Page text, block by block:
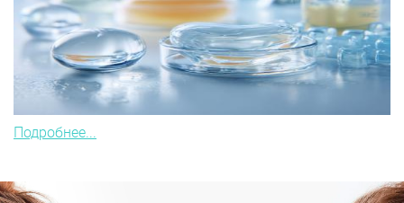
Подробнее...